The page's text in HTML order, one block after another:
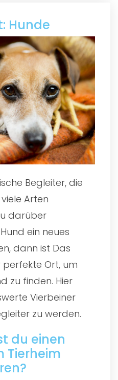
Hunde
Begleiter, die
Arten
darüber
ein neues
dann ist Das
Ort, um
zu finden. Hier
Vierbeiner
zu werden.
du einen
Tierheim